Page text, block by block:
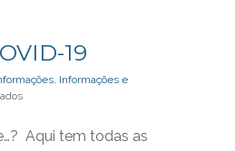
19
, Informações e
em
sobre
COVID-
Aqui tem todas as